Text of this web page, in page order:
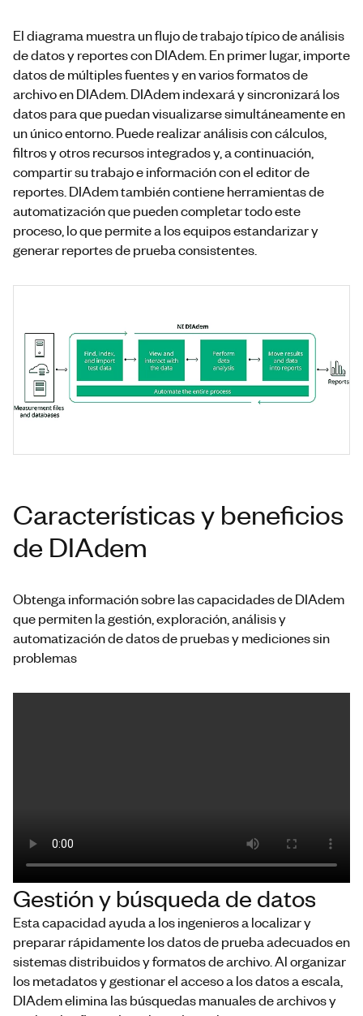
El diagrama muestra un flujo de trabajo típico de análisis
de datos y reportes con DIAdem. En primer lugar, importe
datos de múltiples fuentes y en varios formatos de
archivo en DIAdem. DIAdem indexará y sincronizará los
datos para que puedan visualizarse simultáneamente en
un único entorno. Puede realizar análisis con cálculos,
filtros y otros recursos integrados y, a continuación,
compartir su trabajo e información con el editor de
reportes. DIAdem también contiene herramientas de
automatización que pueden completar todo este
proceso, lo que permite a los equipos estandarizar y
generar reportes de prueba consistentes.
Características y beneficios
de DIAdem
Obtenga información sobre las capacidades de DIAdem
que permiten la gestión, exploración, análisis y
automatización de datos de pruebas y mediciones sin
problemas
Gestión y búsqueda de datos
Esta capacidad ayuda a los ingenieros a localizar y
preparar rápidamente los datos de prueba adecuados en
sistemas distribuidos y formatos de archivo. Al organizar
los metadatos y gestionar el acceso a los datos a escala,
DIAdem elimina las búsquedas manuales de archivos y